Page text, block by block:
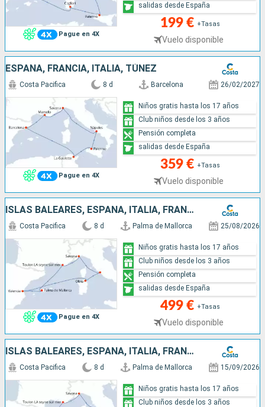
Pague en 4X
199 € +Tasas
Vuelo disponible
salidas desde España
ESPAÑA, FRANCIA, ITALIA, TÚNEZ
Pague en 4X
Costa Pacifica 8 d Barcelona 26/02/2027
359 € +Tasas
Vuelo disponible
Niños gratis hasta los 17 años
Club niños desde los 3 años
Pensión completa
salidas desde España
ISLAS BALEARES, ESPAÑA, ITALIA, FRANCIA
Pague en 4X
Costa Pacifica 8 d Palma de Mallorca 25/08/2026
499 € +Tasas
Vuelo disponible
Niños gratis hasta los 17 años
Club niños desde los 3 años
Pensión completa
salidas desde España
ISLAS BALEARES, ESPAÑA, ITALIA, FRANCIA
Costa Pacifica 8 d Palma de Mallorca 15/09/2026
Niños gratis hasta los 17 años
Club niños desde los 3 años